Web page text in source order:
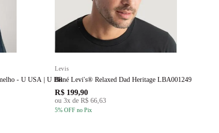
- U USA | U BR
Levis
Boné Levi's® Relaxed Dad Heritage LBA001249
R$ 199,90
ou 3x de R$ 66,63
5% OFF no Pix